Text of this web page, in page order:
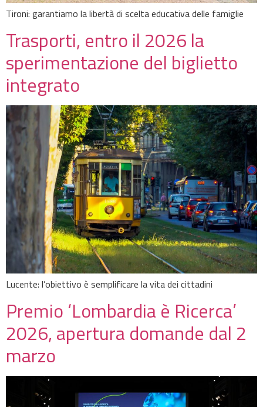
Tironi: garantiamo la libertà di scelta educativa delle famiglie
Trasporti, entro il 2026 la
sperimentazione del biglietto
integrato
Lucente: l’obiettivo è semplificare la vita dei cittadini
Premio ‘Lombardia è Ricerca’
2026, apertura domande dal 2
marzo